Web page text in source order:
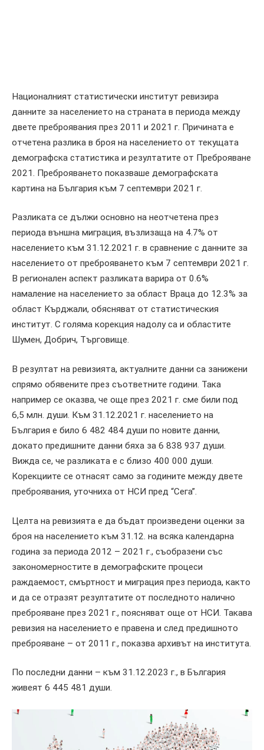
Националният статистически институт ревизира
данните за населението на страната в периода между
двете преброявания през 2011 и 2021 г. Причината е
отчетена разлика в броя на населението от текущата
демографска статистика и резултатите от Преброяване
2021. Преброяването показваше демографската
картина на България към 7 септември 2021 г.
Разликата се дължи основно на неотчетена през
периода външна миграция, възлизаща на 4.7% от
населението към 31.12.2021 г. в сравнение с данните за
населението от преброяването към 7 септември 2021 г.
В регионален аспект разликата варира от 0.6%
намаление на населението за област Враца до 12.3% за
област Кърджали, обясняват от статистическия
институт. С голяма корекция надолу са и областите
Шумен, Добрич, Търговище.
В резултат на ревизията, актуалните данни са занижени
спрямо обявените през съответните години. Така
например се оказва, че още през 2021 г. сме били под
6,5 млн. души. Към 31.12.2021 г. населението на
България е било 6 482 484 души по новите данни,
докато предишните данни бяха за 6 838 937 души.
Вижда се, че разликата е с близо 400 000 души.
Корекциите се отнасят само за годините между двете
преброявания, уточниха от НСИ пред “Сега”.
Целта на ревизията е да бъдат произведени оценки за
броя на населението към 31.12. на всяка календарна
година за периода 2012 – 2021 г., съобразени със
закономерностите в демографските процеси
раждаемост, смъртност и миграция през периода, както
и да се отразят резултатите от последното налично
преброяване през 2021 г., поясняват още от НСИ. Такава
ревизия на населението е правена и след предишното
преброяване – от 2011 г., показва архивът на института.
По последни данни – към 31.12.2023 г., в България
живеят 6 445 481 души.